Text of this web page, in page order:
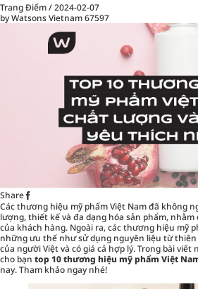
Trang Điểm/2024-02-07
by Watsons Vietnam67597
Share
Các thương hiệu mỹ phẩm Việt Nam đã không
lượng, thiết kế và đa dạng hóa sản phẩm,
của khách hàng. Ngoài ra, các thương hiệu mỹ
những ưu thế như sử dụng nguyên liệu từ
của người Việt và có giá cả hợp lý. Trong bài viết
cho bạn top 10 thương hiệu mỹ phẩm Việt
nay. Tham khảo ngay nhé!